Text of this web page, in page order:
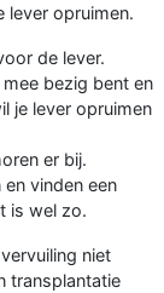
lever opruimen.
de lever.
bezig bent en
je lever opruimen
er bij.
vinden een
is wel zo.
niet
transplantatie